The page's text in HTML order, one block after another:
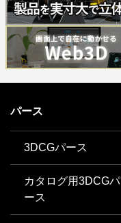
パース
3DCGパース
カタログ用3DCGパ
ース